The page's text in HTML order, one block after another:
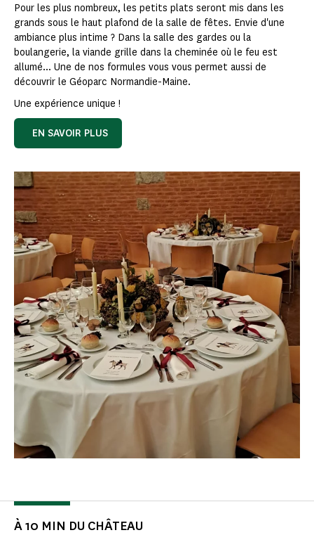
Pour les plus nombreux, les petits plats seront mis dans les
grands sous le haut plafond de la salle de fêtes. Envie d'une
ambiance plus intime ? Dans la salle des gardes ou la
boulangerie, la viande grille dans la cheminée où le feu est
allumé... Une de nos formules vous vous permet aussi de
découvrir le Géoparc Normandie-Maine.
Une expérience unique !
EN SAVOIR PLUS
À 10 MIN DU CHÂTEAU